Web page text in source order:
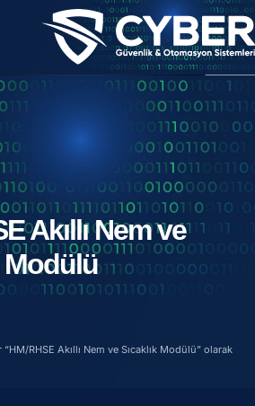
Akıllı Nem ve
Modülü
RHSE Akıllı Nem ve Sıcaklık Modülü” olarak